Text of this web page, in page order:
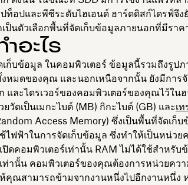
อปและพีซีระดับไฮเอนด์ ฮาร์ดดิสก์ไดรฟ์จึง
ป็นตัวเลือกพื้นที่จัดเก็บข้อมูลภายนอกที่มีราค
อะไร
เก็บข้อมูล ในคอมพิวเตอร์ ข้อมูลนี้รวมถึงรูปภ
งหมดของคุณ และนอกเหนือจากนั้น ยังมีการ
และไดรเวอร์ของคอมพิวเตอร์ของคุณไว้ใน
วัดเป็นเมกะไบต์ (MB) กิกะไบต์ (GB) และเ
Access Memory) ซึ่งเป็นพื้นที่จัดเก็บ
ไฟฟ้าในการจัดเก็บข้อมูล ซึ่งทำให้เป็นหน่วย
ปิดคอมพิวเตอร์เท่านั้น RAM ไม่ได้ใช้สำหรับ
านั้น คอมพิวเตอร์ของคุณต้องการหน่วยควา
คุณสามารถข้ามจากงานหนึ่งไปอีกงานหนึ่ง